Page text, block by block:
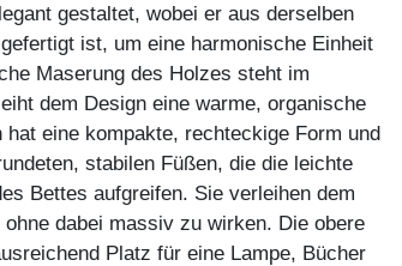
gestaltet, wobei er aus derselben
ist, um eine harmonische Einheit
Maserung des Holzes steht im
dem Design eine warme, organische
eine kompakte, rechteckige Form und
stabilen Füßen, die die leichte
Bettes aufgreifen. Sie verleihen dem
dabei massiv zu wirken. Die obere
Platz für eine Lampe, Bücher